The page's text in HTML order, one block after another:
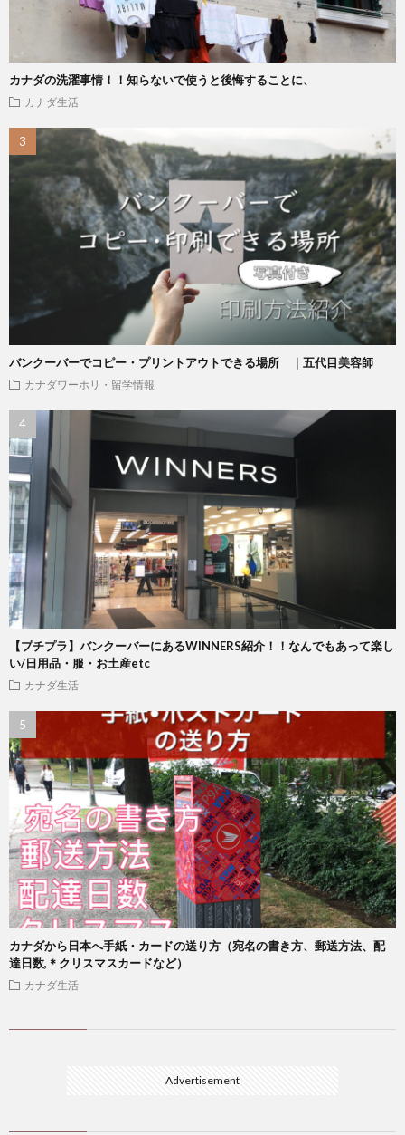
カナダの洗濯事情！！知らないで使うと後悔することに、
カナダ生活
バンクーバーでコピー・プリントアウトできる場所 ｜五代目美容師
カナダワーホリ・留学情報
【プチプラ】バンクーバーにあるWINNERS紹介！！なんでもあって楽し
い/日用品・服・お土産etc
カナダ生活
カナダから日本へ手紙・カードの送り方（宛名の書き方、郵送方法、配
達日数,＊クリスマスカードなど）
カナダ生活
Advertisement